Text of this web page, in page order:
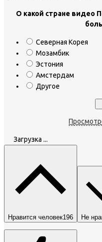
О какой стране видео
Северная Корея
Мозамбик
Эстония
Амстердам
Другое
Загрузка ...
Нравится человек196 Не